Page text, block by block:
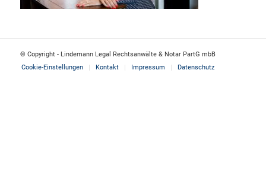
© Copyright - Lindemann Legal Rechtsanwälte & Notar PartG mbB
Cookie-Einstellungen
Kontakt Impressum Datenschutz